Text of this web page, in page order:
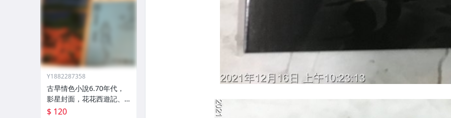
Y1882287358
古早情色小說6.70年代，
影星封面，花花西遊記、
$ 120